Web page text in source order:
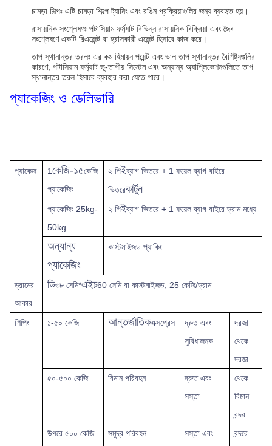
চামড়া শিল্পঃ এটি চামড়া শিল্পে ট্যানিং এবং রঙিন প্রক্রিয়াগুলির জন্য ব্যবহৃত হয়।
রাসায়নিক সংশ্লেষণঃ পটাসিয়াম ফর্ম্যাট বিভিন্ন রাসায়নিক বিক্রিয়া এবং জৈব
সংশ্লেষণে একটি রিএজেন্ট বা হ্রাসকারী এজেন্ট হিসাবে কাজ করে।
তাপ স্থানান্তর তরলঃ এর কম হিমায়ন পয়েন্ট এবং ভাল তাপ স্থানান্তর বৈশিষ্ট্যগুলির
কারণে, পটাসিয়াম ফর্ম্যাট ভূ-তাপীয় সিস্টেম এবং অন্যান্য অ্যাপ্লিকেশনগুলিতে তাপ
স্থানান্তর তরল হিসাবে ব্যবহার করা যেতে পারে।
প্যাকেজিং ও ডেলিভারি
প্যাকেজ 1কেজি-১৫কেজি
প্যাকেজিং
২ পিইব্যাগ ভিতরে + 1 ফয়েল ব্যাগ বাইরে
ভিতরেকার্টুন
প্যাকেজিং 25kg-
50kg
২ পিইব্যাগ ভিতরে + 1 ফয়েল ব্যাগ বাইরে ড্রাম মধ্যে
অন্যান্য
প্যাকেজিং
কাস্টমাইজড প্যাকিং
ড্রামের
আকার
ডি৩৮ সেমি*এইচ60 সেমি বা কাস্টমাইজড, 25 কেজি/ড্রাম
শিপিং ১-৫০ কেজি আন্তর্জাতিকএক্সপ্রেস দ্রুত এবং
সুবিধাজনক
দরজা
থেকে
দরজা
৫০-৫০০ কেজি
বিমান পরিবহন
দ্রুত এবং
সস্তা
থেকে
বিমান
বন্দর
উপরে ৫০০ কেজি সমুদ্র পরিবহন
সস্তা এবং
বন্দরে